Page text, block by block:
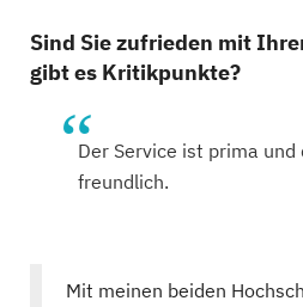
Sind Sie zufrieden mit
gibt es Kritikpunkte?
Der Service ist prima
freundlich.
Mit meinen beiden